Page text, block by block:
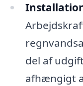
del af
afhængigt